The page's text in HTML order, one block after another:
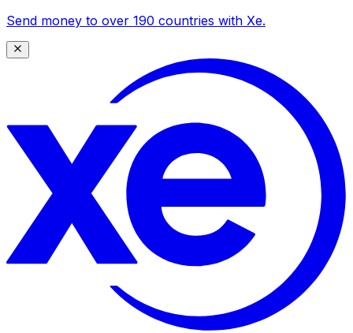
Send money to over 190 countries with Xe.